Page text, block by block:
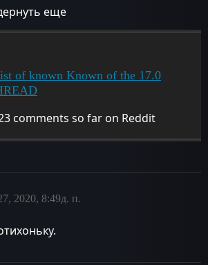
еще
of known Known of the 17.0
comments so far on Reddit
2020, 8:49д. п.